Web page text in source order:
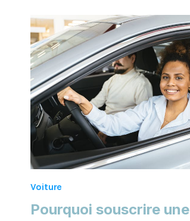
ASSURANCE
PENSION
DÈS
AUJOURD’HUI
?
Voiture
Pourquoi souscrire une